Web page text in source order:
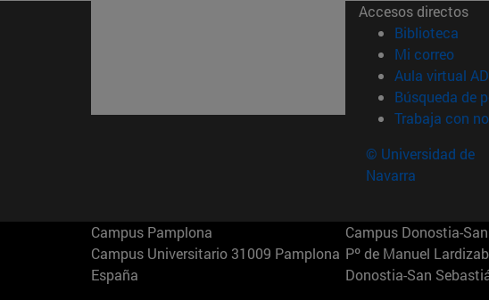
Accesos directos
Biblioteca
Mi correo(abre
Aula virtual
Búsqueda de
Trabaja con
© Universidad de
Navarra
Campus Pamplona
Campus Universitario 31009 Pamplona
España
Campus Donostia-
Pº de Manuel
Donostia-San